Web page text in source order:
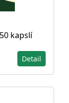
kapslí
Detail